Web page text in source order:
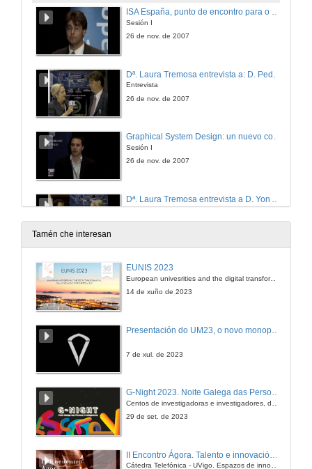
ISA España, punto de encontro para o sector da Instrumentación e Control
Sesión I
26 de nov. de 2007
Entrevista
26 de nov. de 2007
Graphical System Design: un nuevo concepto en el diseño de control
Sesión I
26 de nov. de 2007
Entrevista
26 de nov. de 2007
Sesión I
Sesión I
Entrevista
Sesión II
Tamén che interesan
EUNIS 2023
European univesrities and the digital transformation: challenges and opportunities ahead
14 de xuño de 2023
7 de xul. de 2023
G-Night 2023. Noite Galega das Persoas Investigadoras. Conciencias creativas
29 de set. de 2023
Cátedra Telefónica - UVigo. Espazos de innovación